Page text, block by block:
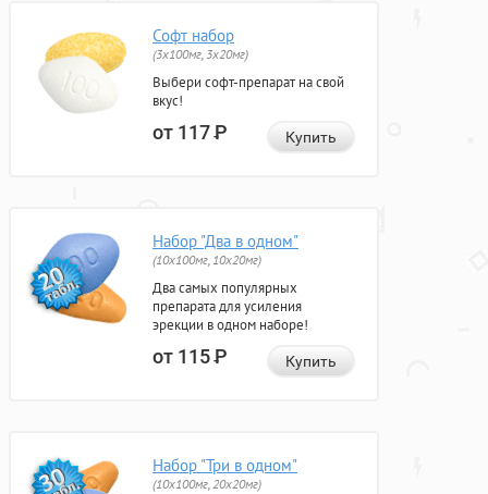
Софт набор
(3x100мг, 3x20мг)
Выбери софт-препарат на свой
вкус!
от 117Р Купить
Набор "Два в одном"
(10x100мг, 10x20мг)
Два самых популярных
препарата для усиления
эрекции в одном наборе!
от 115Р Купить
Набор "Три в одном"
(10x100мг, 20x20мг)